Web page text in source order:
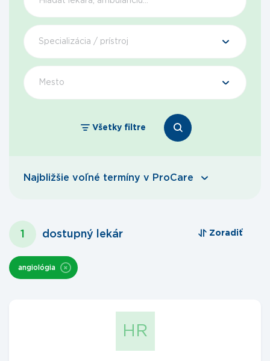
Špecializácia / prístroj
Mesto
Všetky filtre
Najbližšie voľné termíny v ProCare
1 dostupný lekár Zoradiť
angiológia
HR